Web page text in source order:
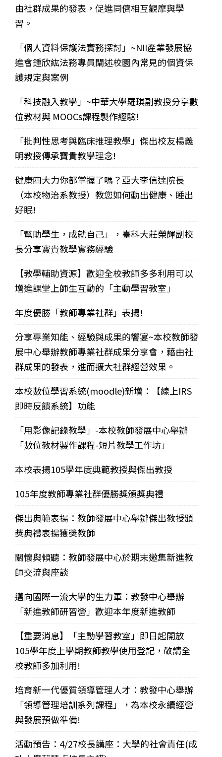
由社群成果的發表，促進同儕相互觀摩與學
習。
「個人資料保護法實務探討」~NII產業發展協
進會鍾欣紘法務專員闡述校園內常見的個資保
護規定與案例
「科技融入教學」~中華大學羅琪副教授分享數
位教材與 MOOCs課程製作經驗!
「批判性思考與臨床推理教學」傑出校友楊義
明教授傳承寶貴教學理念!
健康四大力你都掌握了嗎？亞大李信達院長
（本校物治系教授）教您如何動出健康、睡出
好眠!
「幫助學生，成就自己」，臺科大莊榮輝副校
長分享寶貴教學實務經驗
【教學輔助資源】歡迎全校教師多多利用可以
增進課堂上師生互動的「主動學習教室」
年度優勝「教師專業社群」表揚!
分享專業知能、經驗與成果的饗宴~本校教師發
展中心舉辦教師專業社群成果分享會，藉由社
群成果的發表，進而擴大社群經營效果。
本校數位學習系統(moodle)新增：【線上IRS
即時反饋系統】功能
「用影像記錄教學」-本校教師發展中心舉辦
「數位教材製作課程-短片教學工作坊」
本校表揚105學年度典範教授與傑出教授
105年度教師專業社群優勝獎頒獎典禮
傑出典範表揚：教師發展中心舉辦傑出教授頒
獎典禮表揚獲獎教師
關懷與傾聽：教師發展中心於期末邀集新進教
師交流與座談
邁向國際一流大學的生力軍：教發中心舉辦
「新進教師研習營」歡迎本年度新進教師
【重要消息】「主動學習教室」即日起開放
105學年度上學期教師教學使用登記，敬請全
校教師多加利用!
培育新一代優質領導管理人才：教發中心舉辦
「領導管理培訓系列課程」，為本校永續經營
與發展預做準備!
活動預告：4/27校長講座：大學的社會責任(成